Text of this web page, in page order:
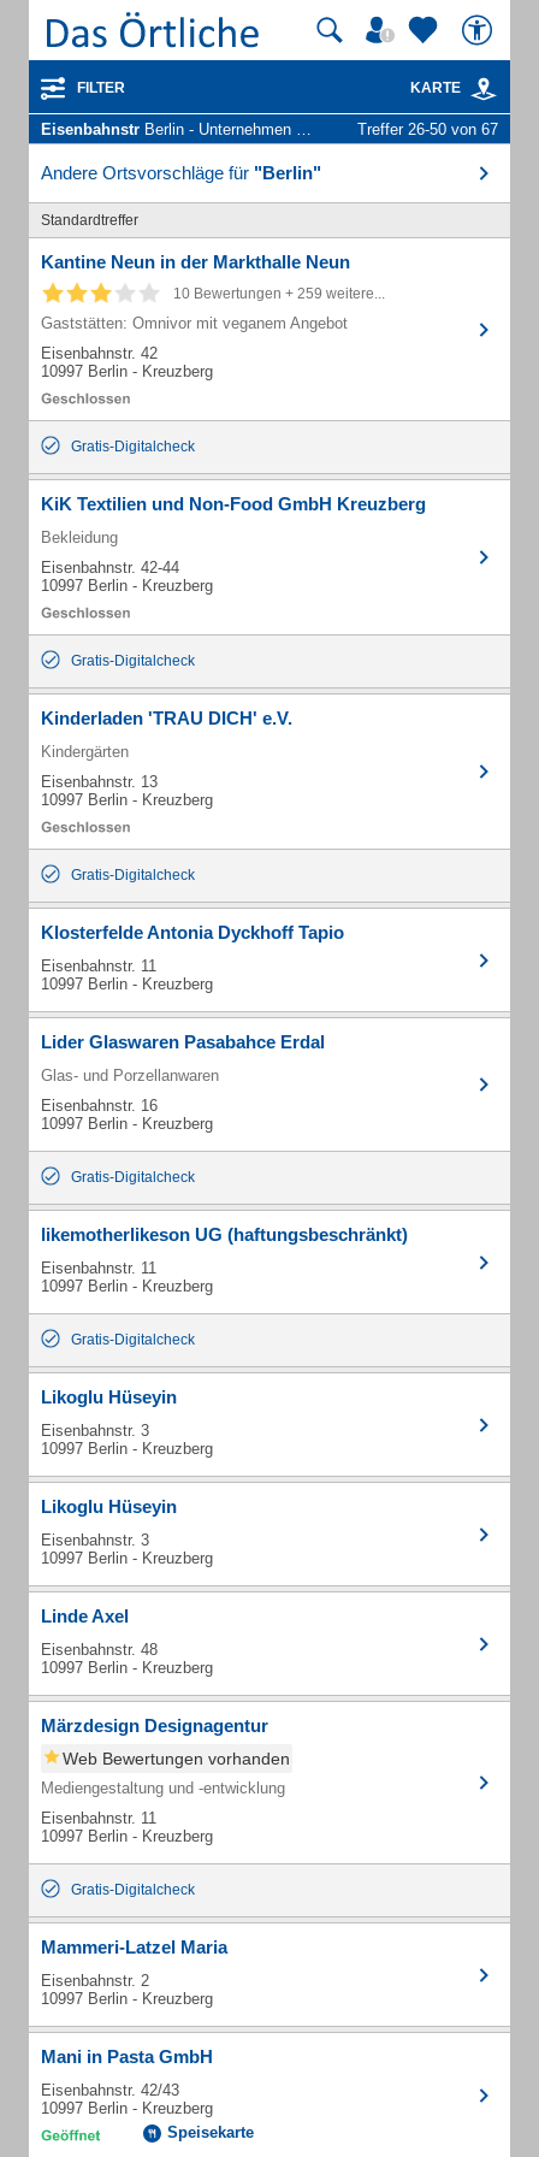
FILTER KARTE
Eisenbahnstr Berlin - Unternehmen und Personen Treffer 26-50 von 67
Andere Ortsvorschläge für "Berlin"
Standardtreffer
Kantine Neun in der Markthalle Neun
10 Bewertungen + 259 weitere...
Gaststätten: Omnivor mit veganem Angebot
Eisenbahnstr. 42
10997 Berlin - Kreuzberg
Gratis-Digitalcheck
KiK Textilien und Non-Food GmbH Kreuzberg
Bekleidung
Eisenbahnstr. 42-44
10997 Berlin - Kreuzberg
Gratis-Digitalcheck
Kinderladen 'TRAU DICH' e.V.
Kindergärten
Eisenbahnstr. 13
10997 Berlin - Kreuzberg
Gratis-Digitalcheck
Klosterfelde Antonia Dyckhoff Tapio
Eisenbahnstr. 11
10997 Berlin - Kreuzberg
Lider Glaswaren Pasabahce Erdal
Glas- und Porzellanwaren
Eisenbahnstr. 16
10997 Berlin - Kreuzberg
Gratis-Digitalcheck
likemotherlikeson UG (haftungsbeschränkt)
Eisenbahnstr. 11
10997 Berlin - Kreuzberg
Gratis-Digitalcheck
Likoglu Hüseyin
Eisenbahnstr. 3
10997 Berlin - Kreuzberg
Likoglu Hüseyin
Eisenbahnstr. 3
10997 Berlin - Kreuzberg
Linde Axel
Eisenbahnstr. 48
10997 Berlin - Kreuzberg
Märzdesign Designagentur
Web Bewertungen vorhanden
Mediengestaltung und -entwicklung
Eisenbahnstr. 11
10997 Berlin - Kreuzberg
Gratis-Digitalcheck
Mammeri-Latzel Maria
Eisenbahnstr. 2
10997 Berlin - Kreuzberg
Mani in Pasta GmbH
Eisenbahnstr. 42/43
10997 Berlin - Kreuzberg
Speisekarte